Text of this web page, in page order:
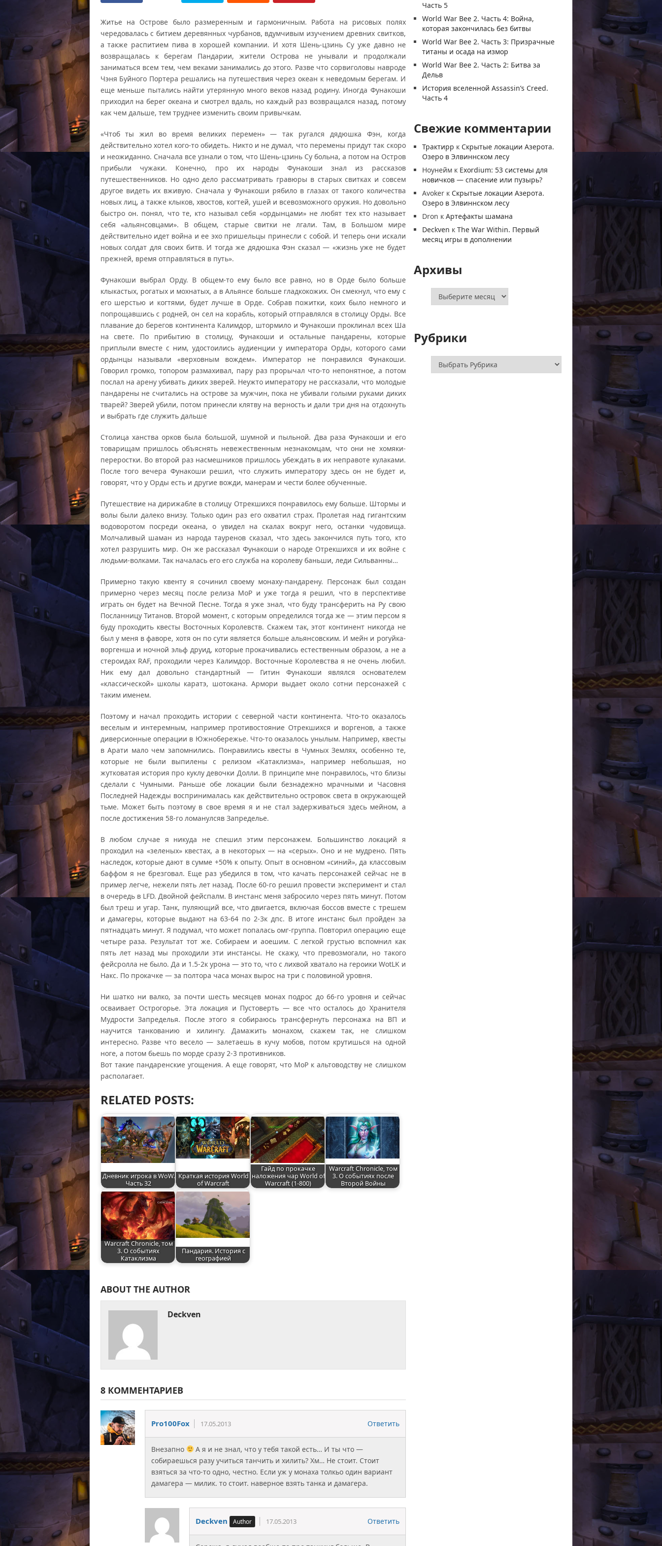
Житье на Острове было размеренным и гармоничным. Работа на рисовых полях
чередовалась с битием деревянных чурбанов, вдумчивым изучением древних свитков,
а также распитием пива в хорошей компании. И хотя Шень-цзинь Су уже давно не
возвращалась к берегам Пандарии, жители Острова не унывали и продолжали
заниматься всем тем, чем веками занимались до этого. Разве что сорвиголовы навроде
Чэня Буйного Портера решались на путешествия через океан к неведомым берегам. И
еще меньше пытались найти утерянную много веков назад родину. Иногда Фунакоши
приходил на берег океана и смотрел вдаль, но каждый раз возвращался назад, потому
как чем дальше, тем труднее изменить своим привычкам.
«Чтоб ты жил во время великих перемен» — так ругался дядюшка Фэн, когда
действительно хотел кого-то обидеть. Никто и не думал, что перемены придут так скоро
и неожиданно. Сначала все узнали о том, что Шень-цзинь Су больна, а потом на Остров
прибыли чужаки. Конечно, про их народы Фунакоши знал из рассказов
путешественников. Но одно дело рассматривать гравюры в старых свитках и совсем
другое видеть их вживую. Сначала у Фунакоши рябило в глазах от такого количества
новых лиц, а также клыков, хвостов, когтей, ушей и всевозможного оружия. Но довольно
быстро он. понял, что те, кто называл себя «ордынцами» не любят тех кто называет
себя «альянсовцами». В общем, старые свитки не лгали. Там, в Большом мире
действительно идет война и ее эхо пришельцы принесли с собой. И теперь они искали
новых солдат для своих битв. И тогда же дядюшка Фэн сказал — «жизнь уже не будет
прежней, время отправляться в путь».
Фунакоши выбрал Орду. В общем-то ему было все равно, но в Орде было больше
клыкастых, рогатых и мохнатых, а в Альянсе больше гладкокожих. Он смекнул, что ему с
его шерстью и когтями, будет лучше в Орде. Собрав пожитки, коих было немного и
попрощавшись с родней, он сел на корабль, который отправлялся в столицу Орды. Все
плавание до берегов континента Калимдор, штормило и Фунакоши проклинал всех Ша
на свете. По прибытию в столицу, Фунакоши и остальные пандарены, которые
приплыли вместе с ним, удостоились аудиенции у императора Орды, которого сами
ордынцы называли «верховным вождем». Император не понравился Фунакоши.
Говорил громко, топором размахивал, пару раз прорычал что-то непонятное, а потом
послал на арену убивать диких зверей. Неужто императору не рассказали, что молодые
пандарены не считались на острове за мужчин, пока не убивали голыми руками диких
тварей? Зверей убили, потом принесли клятву на верность и дали три дня на отдохнуть
и выбрать где служить дальше
Столица ханства орков была большой, шумной и пыльной. Два раза Фунакоши и его
товарищам пришлось объяснять невежественным незнакомцам, что они не хомяки-
переростки. Во второй раз насмешников пришлось убеждать в их неправоте кулаками.
После того вечера Фунакоши решил, что служить императору здесь он не будет и,
говорят, что у Орды есть и другие вожди, манерам и чести более обученные.
Путешествие на дирижабле в столицу Отрекшихся понравилось ему больше. Штормы и
волы были далеко внизу. Только один раз его охватил страх. Пролетая над гигантским
водоворотом посреди океана, о увидел на скалах вокруг него, останки чудовища.
Молчаливый шаман из народа тауренов сказал, что здесь закончился путь того, кто
хотел разрушить мир. Он же рассказал Фунакоши о народе Отрекшихся и их войне с
людьми-волками. Так началась его его служба на королеву баньши, леди Сильванны…
Примерно такую квенту я сочинил своему монаху-пандарену. Персонаж был создан
примерно через месяц после релиза МоР и уже тогда я решил, что в перспективе
играть он будет на Вечной Песне. Тогда я уже знал, что буду трансферить на Ру свою
Посланницу Титанов. Второй момент, с которым определился тогда же — этим персом я
буду проходить квесты Восточных Королевств. Скажем так, этот континент никогда не
был у меня в фаворе, хотя он по сути является больше альянсовским. И мейн и рогуйка-
воргенша и ночной эльф друид, которые прокачивались естественным образом, а не а
стероидах RAF, проходили через Калимдор. Восточные Королевства я не очень любил.
Ник ему дал довольно стандартный — Гитин Фунакоши являлся основателем
«классической» школы каратэ, шотокана. Армори выдает около сотни персонажей с
таким именем.
Поэтому и начал проходить истории с северной части континента. Что-то оказалось
веселым и интеремным, например противостояние Отрекшихся и воргенов, а также
диверсионные операции в Южнобережье. Что-то оказалось унылым. Например, квесты
в Арати мало чем запомнились. Понравились квесты в Чумных Землях, особенно те,
которые не были выпилены с релизом «Катаклизма», например небольшая, но
жутковатая история про куклу девочки Долли. В принципе мне понравилось, что близы
сделали с Чумными. Раньше обе локации были безнадежно мрачными и Часовня
Последней Надежды воспринималась как действительно островок света в окружающей
тьме. Может быть поэтому в свое время я и не стал задерживаться здесь мейном, а
после достижения 58-го ломанулсяв Запределье.
В любом случае я никуда не спешил этим персонажем. Большинство локаций я
проходил на «зеленых» квестах, а в некоторых — на «серых». Оно и не мудрено. Пять
наследок, которые дают в сумме +50% к опыту. Опыт в основном «синий», да классовым
баффом я не брезговал. Еще раз убедился в том, что качать персонажей сейчас не в
пример легче, нежели пять лет назад. После 60-го решил провести эксперимент и стал
в очередь в LFD. Двойной фейспалм. В инстанс меня забросило через пять минут. Потом
был треш и угар. Танк, пуляющий все, что двигается, включая боссов вместе с трешем
и дамагеры, которые выдают на 63-64 по 2-3к дпс. В итоге инстанс был пройден за
пятнадцать минут. Я подумал, что может попалась омг-группа. Повторил операцию еще
четыре раза. Результат тот же. Собираем и аоешим. С легкой грустью вспомнил как
пять лет назад мы проходили эти инстансы. Не скажу, что превозмогали, но такого
фейсролла не было. Да и 1.5-2к урона — это то, что с лихвой хватало на героики WotLK и
Накс. По прокачке — за полтора часа монах вырос на три с половиной уровня.
Ни шатко ни валко, за почти шесть месяцев монах подрос до 66-го уровня и сейчас
осваивает Острогорье. Эта локация и Пустоверть — все что осталось до Хранителя
Мудрости Запределья. После этого я собираюсь трансфернуть персонажа на ВП и
научится танкованию и хилингу. Дамажить монахом, скажем так, не слишком
интересно. Разве что весело — залетаешь в кучу мобов, потом крутишься на одной
ноге, а потом бьешь по морде сразу 2-3 противников.
Вот такие пандаренские угощения. А еще говорят, что МоР к альтоводству не слишком
располагает.
RELATED POSTS:
Дневник игрока в WoW.
Часть 32
Краткая история World
of Warcraft
Гайд по прокачке
наложения чар World of
Warcraft (1-800)
Warcraft Chronicle, том
3. О событиях после
Второй Войны
Warcraft Chronicle, том
3. О событиях
Катаклизма
Пандария. История с
географией
ABOUT THE AUTHOR
Deckven
8 КОММЕНТАРИЕВ
Pro100Fox 17.05.2013 Ответить
Внезапно
А я и не знал, что у тебя такой есть… И ты что —
собираешься разу учиться танчить и хилить? Хм… Не стоит. Стоит
взяться за что-то одно, честно. Если уж у монаха толкьо один вариант
дамагера — милик. то стоит. наверное взять танка и дамагера.
Deckven 17.05.2013 Ответить
Часть 5
World War Bee 2. Часть 4: Война,
которая закончилась без битвы
World War Bee 2. Часть 3: Призрачные
титаны и осада на измор
World War Bee 2. Часть 2: Битва за
Дельв
История вселенной Assassin’s Creed.
Часть 4
Свежие комментарии
Трактирр к Скрытые локации Азерота.
Озеро в Элвиннском лесу
Ноунейм к Exordium: 53 системы для
новичков — спасение или пузырь?
Avoker к Скрытые локации Азерота.
Озеро в Элвиннском лесу
Dron кАртефакты шамана
Deckven кThe War Within. Первый
месяц игры в дополнении
Архивы
Архивы
Рубрики
Рубрики